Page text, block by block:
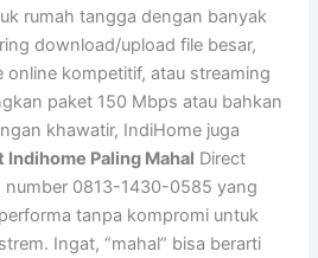
rumah tangga dengan banyak
download/upload file besar,
online kompetitif, atau streaming
paket 150 Mbps atau bahkan
khawatir, IndiHome juga
Indihome Paling Mahal Direct
number 0813-1430-0585 yang
tanpa kompromi untuk
Ingat, “mahal” bisa berarti